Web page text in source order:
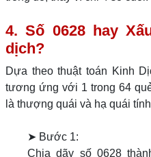
4. Số 0628 hay
dịch?
Dựa theo thuật toán Kinh
tương ứng với 1 trong 64
là thượng quái và hạ quái
➤ Bước 1:
Chia dãy số 0628